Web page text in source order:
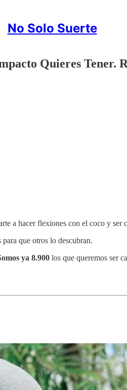
No Solo Suerte
Quieres Tener.
a hacer flexiones con el coco y ser
que otros lo descubran.
ya 8.900 los que queremos ser